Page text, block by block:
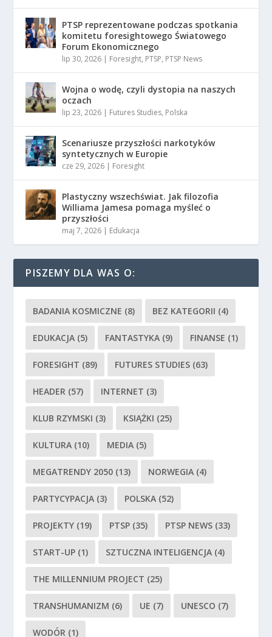
PTSP reprezentowane podczas spotkania
komitetu foresightowego Światowego
Forum Ekonomicznego
lip 30, 2026 | Foresight, PTSP, PTSP News
Wojna o wodę, czyli dystopia na naszych
oczach
lip 23, 2026 | Futures Studies, Polska
Scenariusze przyszłości narkotyków
syntetycznych w Europie
cze 29, 2026 | Foresight
Plastyczny wszechświat. Jak filozofia
Williama Jamesa pomaga myśleć o
przyszłości
maj 7, 2026 | Edukacja
PISZEMY DLA WAS O:
BADANIA KOSMICZNE (8) BEZ KATEGORII (4)
EDUKACJA (5) FANTASTYKA (9) FINANSE (1)
FORESIGHT (89) FUTURES STUDIES (63)
HEADER (57) INTERNET (3)
KLUB RZYMSKI (3) KSIĄŻKI (25)
KULTURA (10) MEDIA (5)
MEGATRENDY 2050 (13) NORWEGIA (4)
PARTYCYPACJA (3) POLSKA (52)
PROJEKTY (19) PTSP (35) PTSP NEWS (33)
START-UP (1) SZTUCZNA INTELIGENCJA (4)
THE MILLENNIUM PROJECT (25)
TRANSHUMANIZM (6) UE (7) UNESCO (7)
WODÓR (1)